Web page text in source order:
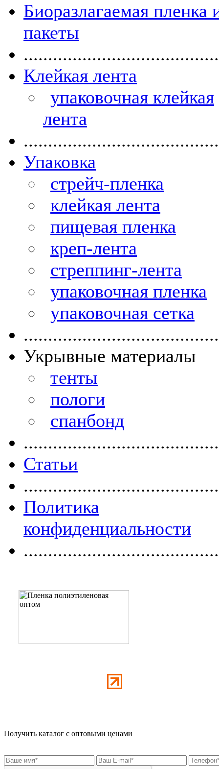
Биоразлагаемая пленка
пакеты
Клейкая лента
упаковочная клейкая
лента
Упаковка
стрейч-пленка
клейкая лента
пищевая пленка
креп-лента
стреппинг-лента
упаковочная пленка
упаковочная сетка
Укрывные материалы
тенты
пологи
спанбонд
Статьи
Политика
конфиденциальности
Получить каталог с оптовыми ценами